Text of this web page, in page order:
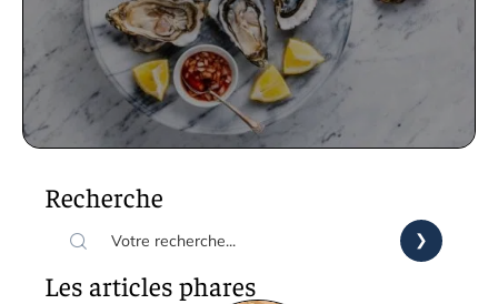
Recherche
Les articles phares